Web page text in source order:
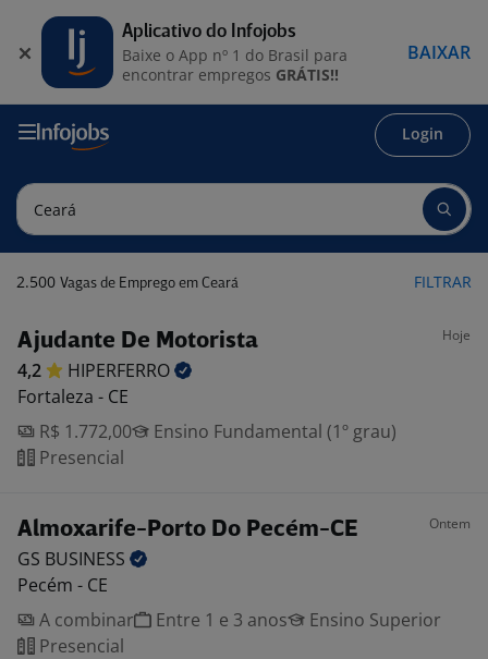
Login
2.500 Vagas de Emprego em Ceará FILTRAR
Ajudante De Motorista Hoje
4,2
HIPERFERRO
Fortaleza - CE
R$ 1.772,00
Ensino Fundamental (1º grau)
Presencial
Almoxarife-Porto Do Pecém-CE Ontem
GS BUSINESS
Pecém - CE
A combinar
Entre 1 e 3 anos
Ensino Superior
Presencial
Aplicativo do Infojobs
Baixe o App nº 1 do Brasil para
encontrar empregos GRÁTIS!!
BAIXAR